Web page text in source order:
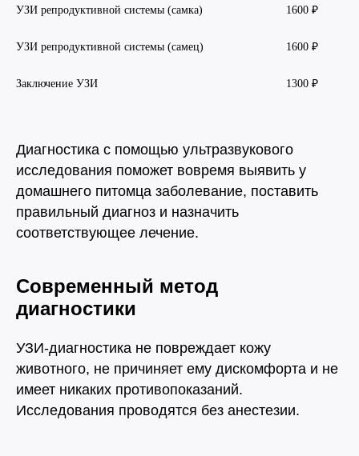
УЗИ репродуктивной системы (самка) 1600 ₽
УЗИ репродуктивной системы (самец) 1600 ₽
Заключение УЗИ 1300 ₽
Диагностика с помощью ультразвукового
исследования поможет вовремя выявить у
домашнего питомца заболевание, поставить
правильный диагноз и назначить
соответствующее лечение.
Современный метод
диагностики
УЗИ-диагностика не повреждает кожу
животного, не причиняет ему дискомфорта и не
имеет никаких противопоказаний.
Исследования проводятся без анестезии.